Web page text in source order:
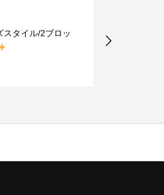
スタイル/2ブロッ